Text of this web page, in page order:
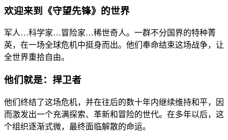
欢迎来到《守望先锋》的世界
军人…科学家…冒险家…稀世奇人。一群不分国界的特种菁
英，在一场全球危机中挺身而出。他们奉命结束这场战争，让
全世界重拾自由。
他们就是：捍卫者
他们终结了这场危机，并在往后的数十年内继续维持和平，因
而激发出一个充满探索、革新和冒险的世代。在多年以后，这
个组织逐渐式微，最终面临解散的命运。